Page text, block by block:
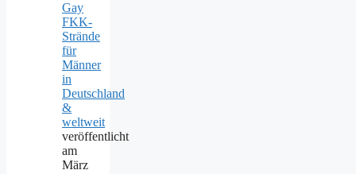
Gay
FKK-
Strände
für
Männer
in
Deutschland
&
weltweit
veröffentlicht
am
März